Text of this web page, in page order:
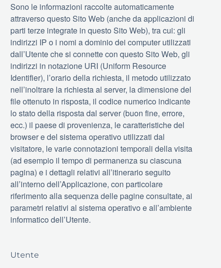
Sono le informazioni raccolte automaticamente
attraverso questo Sito Web (anche da applicazioni di
parti terze integrate in questo Sito Web), tra cui: gli
indirizzi IP o i nomi a dominio dei computer utilizzati
dall’Utente che si connette con questo Sito Web, gli
indirizzi in notazione URI (Uniform Resource
Identifier), l’orario della richiesta, il metodo utilizzato
nell’inoltrare la richiesta al server, la dimensione del
file ottenuto in risposta, il codice numerico indicante
lo stato della risposta dal server (buon fine, errore,
ecc.) il paese di provenienza, le caratteristiche del
browser e del sistema operativo utilizzati dal
visitatore, le varie connotazioni temporali della visita
(ad esempio il tempo di permanenza su ciascuna
pagina) e i dettagli relativi all’itinerario seguito
all’interno dell’Applicazione, con particolare
riferimento alla sequenza delle pagine consultate, ai
parametri relativi al sistema operativo e all’ambiente
informatico dell’Utente.
Utente